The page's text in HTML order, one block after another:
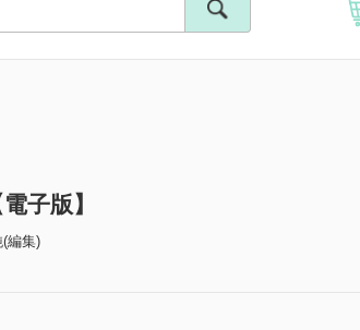
子版】
編集)